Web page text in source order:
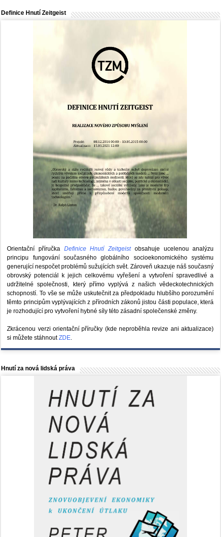
Definice Hnutí Zeitgeist
Orientační příručka Definice Hnutí Zeitgeistobsahuje ucelenou analýzu
principu fungování současného globálního socioekonomického systému
generující nespočet problémů sužujících svět. Zároveň ukazuje náš současný
obrovský potenciál k jejich celkovému vyřešení a vytvoření spravedlivé a
udržitelné společnosti, který přímo vyplývá z našich vědeckotechnických
schopností. To vše se může uskutečnit za předpokladu hlubšího porozumění
těmto principům vyplývajících z přírodních zákonů jistou části populace, která
je rozhodující pro vytvoření hybné síly této zásadní společenské změny.
Zkrácenou verzi orientační příručky (kde neproběhla revize ani aktualizace)
si můžete stáhnoutZDE.
Hnutí za nová lidská práva